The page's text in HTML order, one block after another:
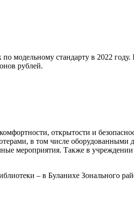
модельному стандарту в 2022
рублей.
открытости и
в том числе оборудованными
мероприятия. Также в
– в Буланихе Зонального